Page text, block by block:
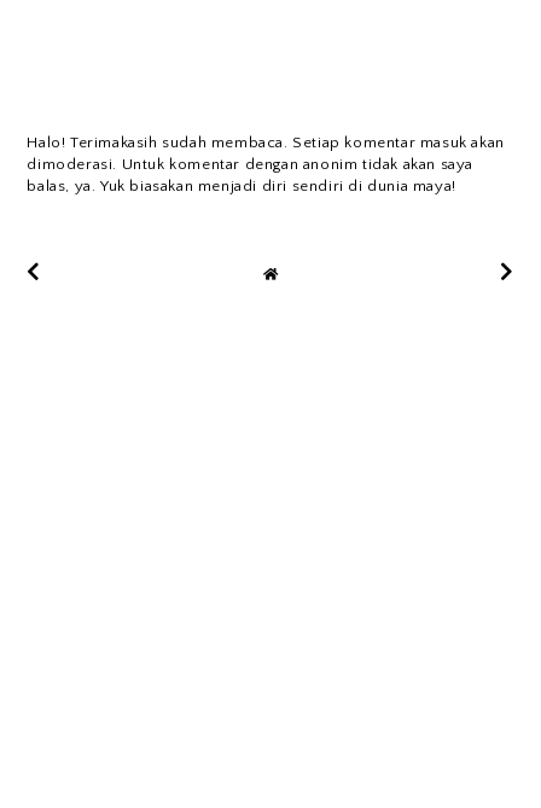
Halo! Terimakasih sudah membaca. Setiap komentar masuk akan
dimoderasi. Untuk komentar dengan anonim tidak akan saya
balas, ya. Yuk biasakan menjadi diri sendiri di dunia maya!